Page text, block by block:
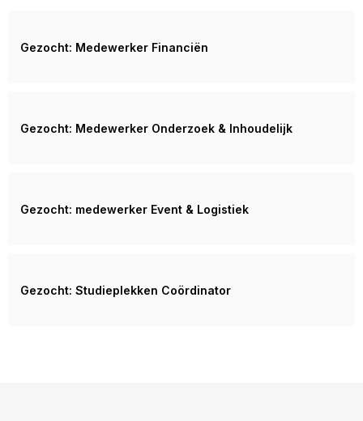
Gezocht: Medewerker Financiën
Gezocht: Medewerker Onderzoek & Inhoudelijk
Gezocht: medewerker Event & Logistiek
Gezocht: Studieplekken Coördinator